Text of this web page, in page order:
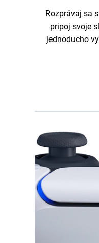
Rozprávaj sa
pripoj svoje
jednoducho